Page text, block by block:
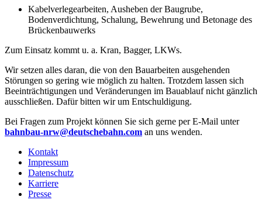
Kabelverlegearbeiten, Ausheben der Baugrube,
Bodenverdichtung, Schalung, Bewehrung und Betonage des
Brückenbauwerks
Zum Einsatz kommt u. a. Kran, Bagger, LKWs.
Wir setzen alles daran, die von den Bauarbeiten ausgehenden
Störungen so gering wie möglich zu halten. Trotzdem lassen sich
Beeinträchtigungen und Veränderungen im Bauablauf nicht gänzlich
ausschließen. Dafür bitten wir um Entschuldigung.
Bei Fragen zum Projekt können Sie sich gerne per E-Mail unter
bahnbau-nrw@deutschebahn.com an uns wenden.
Kontakt
Impressum
Datenschutz
Karriere
Presse